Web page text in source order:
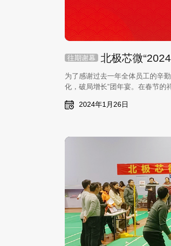
往期谢幕
为了感谢过去一年全体员工的辛
化，破局增长”团年宴。在春节的
2024年1月26日